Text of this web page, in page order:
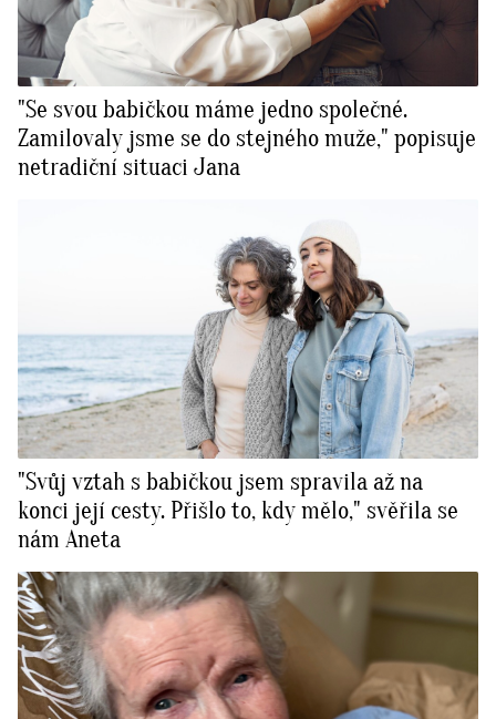
"Se svou babičkou máme jedno společné.
Zamilovaly jsme se do stejného muže," popisuje
netradiční situaci Jana
"Svůj vztah s babičkou jsem spravila až na
konci její cesty. Přišlo to, kdy mělo," svěřila se
nám Aneta